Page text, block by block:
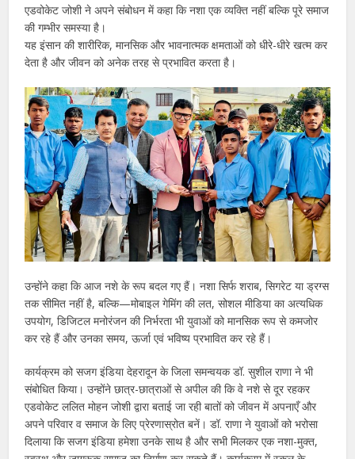
एडवोकेट जोशी ने अपने संबोधन में कहा कि नशा एक व्यक्ति नहीं बल्कि पूरे समाज
की गम्भीर समस्या है।
यह इंसान की शारीरिक, मानसिक और भावनात्मक क्षमताओं को धीरे-धीरे खत्म कर
देता है और जीवन को अनेक तरह से प्रभावित करता है।
उन्होंने कहा कि आज नशे के रूप बदल गए हैं। नशा सिर्फ शराब, सिगरेट या ड्रग्स
तक सीमित नहीं है, बल्कि—मोबाइल गेमिंग की लत, सोशल मीडिया का अत्यधिक
उपयोग, डिजिटल मनोरंजन की निर्भरता भी युवाओं को मानसिक रूप से कमजोर
कर रहे हैं और उनका समय, ऊर्जा एवं भविष्य प्रभावित कर रहे हैं।
कार्यक्रम को सजग इंडिया देहरादून के जिला समन्वयक डॉ. सुशील राणा ने भी
संबोधित किया। उन्होंने छात्र-छात्राओं से अपील की कि वे नशे से दूर रहकर
एडवोकेट ललित मोहन जोशी द्वारा बताई जा रही बातों को जीवन में अपनाएँ और
अपने परिवार व समाज के लिए प्रेरणास्रोत बनें। डॉ. राणा ने युवाओं को भरोसा
दिलाया कि सजग इंडिया हमेशा उनके साथ है और सभी मिलकर एक नशा-मुक्त,